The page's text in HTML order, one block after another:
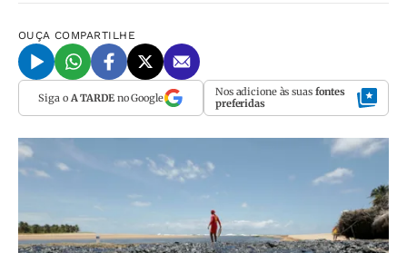
OUÇA COMPARTILHE
Siga o A TARDEno Google Nos adicione às suas fontes
preferidas